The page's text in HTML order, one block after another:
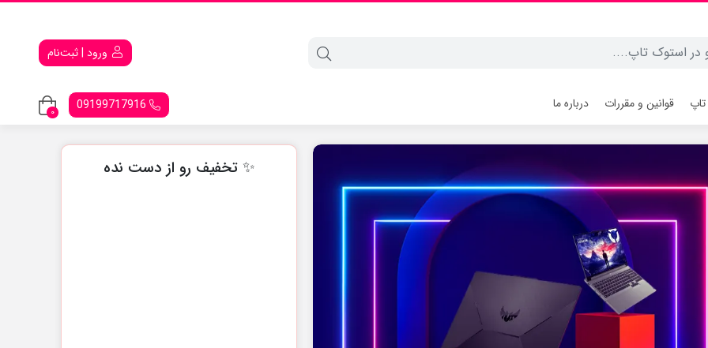
ورود | ثبت‌نام
قوانین و مقررات درباره ما 09199717916
0
✨ تخفیف رو از دست نده